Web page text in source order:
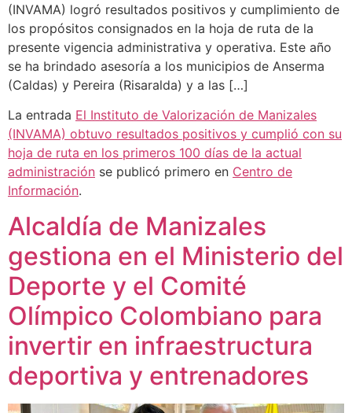
(INVAMA) logró resultados positivos y cumplimiento de
los propósitos consignados en la hoja de ruta de la
presente vigencia administrativa y operativa. Este año
se ha brindado asesoría a los municipios de Anserma
(Caldas) y Pereira (Risaralda) y a las […]
La entrada El Instituto de Valorización de Manizales
(INVAMA) obtuvo resultados positivos y cumplió con su
hoja de ruta en los primeros 100 días de la actual
administración se publicó primero en Centro de
Información.
Alcaldía de Manizales
gestiona en el Ministerio del
Deporte y el Comité
Olímpico Colombiano para
invertir en infraestructura
deportiva y entrenadores